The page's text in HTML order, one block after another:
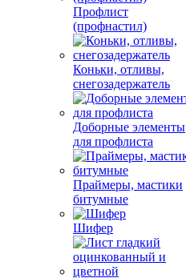
Профлист
(профнастил)
Коньки, отливы,
снегозадержатель
Доборные элементы
для профлиста
Праймеры, мастики
битумные
Шифер